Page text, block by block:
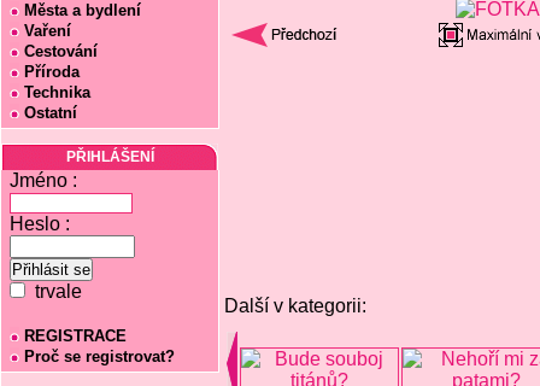
Města a bydlení
Vaření
Cestování
Příroda
Technika
Ostatní
PŘIHLÁŠENÍ
Jméno :
Heslo :
trvale
REGISTRACE
Proč se registrovat?
Další v kategorii: